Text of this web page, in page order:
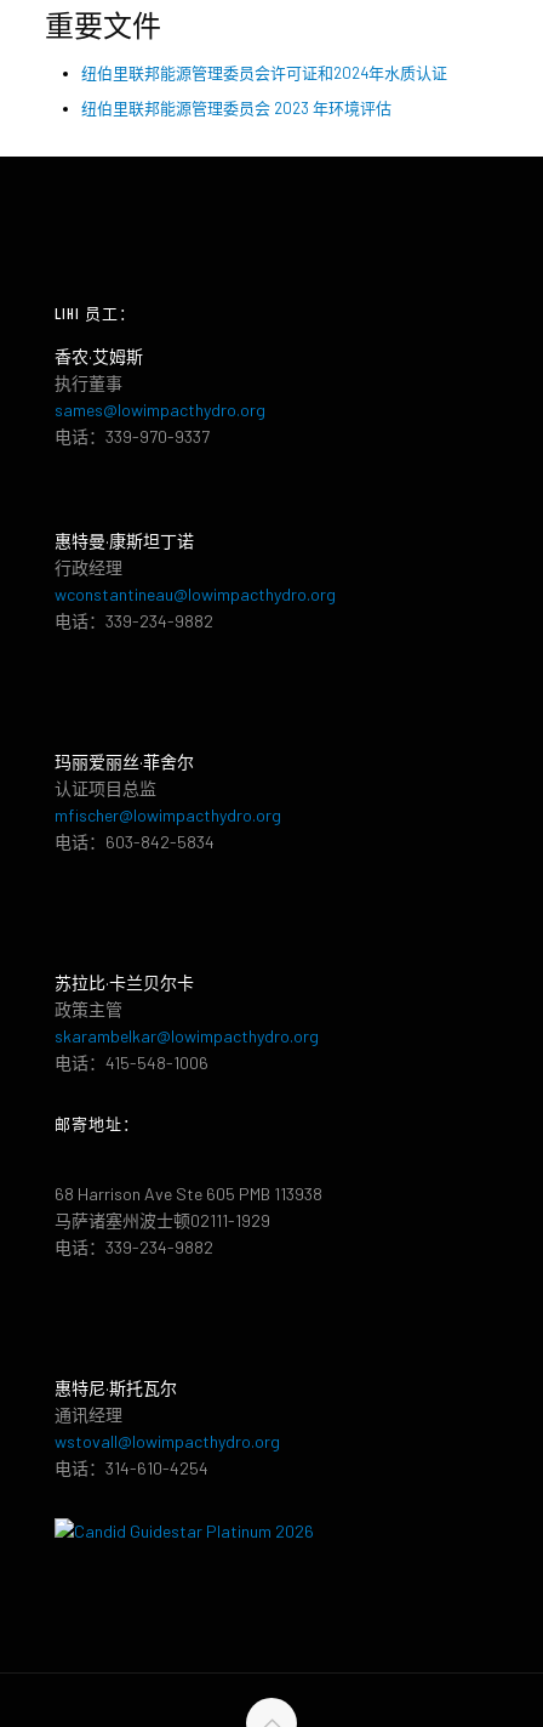
重要文件
纽伯里联邦能源管理委员会许可证和2024年水质认证
纽伯里联邦能源管理委员会 2023 年环境评估
LIHI 员工：
香农·艾姆斯
执行董事
sames@lowimpacthydro.org
电话：339-970-9337
惠特曼·康斯坦丁诺
行政经理
wconstantineau@lowimpacthydro.org
电话：339-234-9882
玛丽爱丽丝·菲舍尔
认证项目总监
mfischer@lowimpacthydro.org
电话：603-842-5834
苏拉比·卡兰贝尔卡
政策主管
skarambelkar@lowimpacthydro.org
电话：415-548-1006
邮寄地址：
68 Harrison Ave Ste 605 PMB 113938
马萨诸塞州波士顿02111-1929
电话：339-234-9882
惠特尼·斯托瓦尔
通讯经理
wstovall@lowimpacthydro.org
电话：314-610-4254